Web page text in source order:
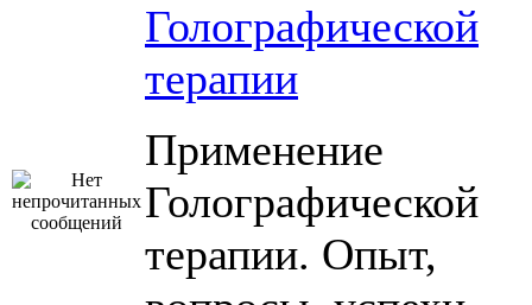
Голографической
терапии
Применение
Голографической
терапии. Опыт,